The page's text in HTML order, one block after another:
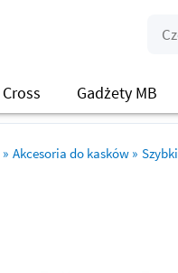
Cross Gadżety MB
» Akcesoria do kasków » Szybki